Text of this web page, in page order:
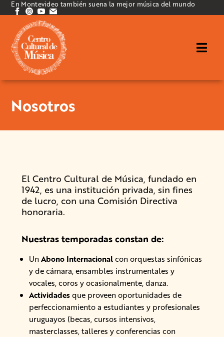
En Montevideo también suena la mejor música del mundo
Nosotros
El Centro Cultural de Música, fundado en
1942, es una institución privada, sin fines
de lucro, con una Comisión Directiva
honoraria.
Nuestras temporadas constan de:
Un Abono Internacionalcon orquestas sinfónicas
y de cámara, ensambles instrumentales y
vocales, coros y ocasionalmente, danza.
Actividadesque proveen oportunidades de
perfeccionamiento a estudiantes y profesionales
uruguayos (becas, cursos intensivos,
masterclasses, talleres y conferencias con